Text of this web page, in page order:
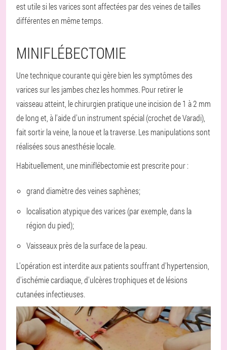
est utile si les varices sont affectées par des veines de tailles
différentes en même temps.
MINIFLÉBECTOMIE
Une technique courante qui gère bien les symptômes des
varices sur les jambes chez les hommes. Pour retirer le
vaisseau atteint, le chirurgien pratique une incision de 1 à 2 mm
de long et, à l'aide d'un instrument spécial (crochet de Varadi),
fait sortir la veine, la noue et la traverse. Les manipulations sont
réalisées sous anesthésie locale.
Habituellement, une miniflébectomie est prescrite pour :
grand diamètre des veines saphènes;
localisation atypique des varices (par exemple, dans la
région du pied);
Vaisseaux près de la surface de la peau.
L'opération est interdite aux patients souffrant d'hypertension,
d'ischémie cardiaque, d'ulcères trophiques et de lésions
cutanées infectieuses.